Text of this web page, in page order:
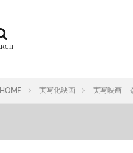
HOME 実写化映画 実写映画「